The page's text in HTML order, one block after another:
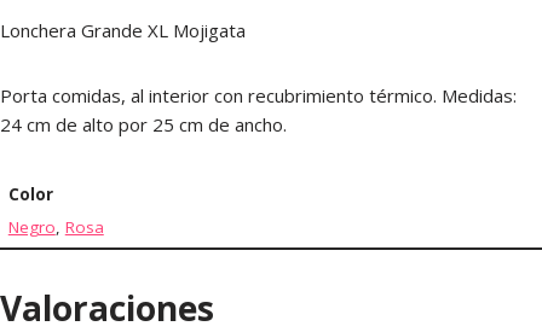
Lonchera Grande XL Mojigata
Porta comidas, al interior con recubrimiento térmico. Medidas:
24 cm de alto por 25 cm de ancho.
Color
Negro, Rosa
Valoraciones